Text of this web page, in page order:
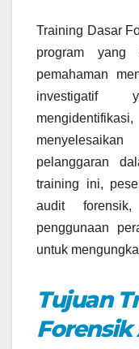
Training Dasar
program yang
pemahaman
investigatif
pelanggaran
training ini,
audit
penggunaan
untuk
Tujuan